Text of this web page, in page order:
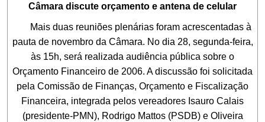
Câmara discute orçamento e antena de celular
Mais duas reuniões plenárias foram acrescentadas à
pauta de novembro da Câmara. No dia 28, segunda-feira,
às 15h, será realizada audiência pública sobre o
Orçamento Financeiro de 2006. A discussão foi solicitada
pela Comissão de Finanças, Orçamento e Fiscalização
Financeira, integrada pelos vereadores Isauro Calais
(presidente-PMN), Rodrigo Mattos (PSDB) e Oliveira